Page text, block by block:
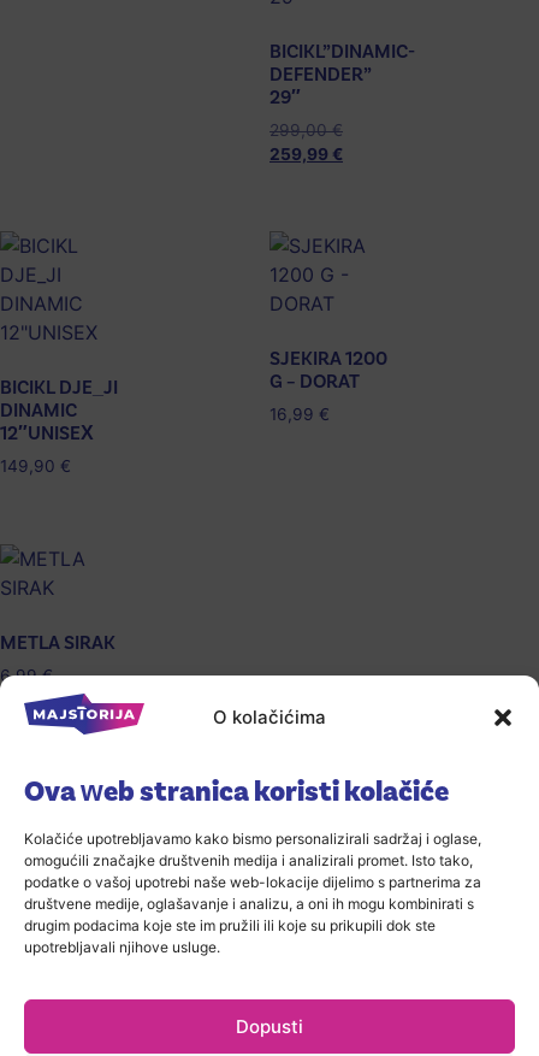
O kolačićima
Ova web stranica koristi kolačiće
Kolačiće upotrebljavamo kako bismo personalizirali sadržaj i oglase,
omogućili značajke društvenih medija i analizirali promet. Isto tako,
podatke o vašoj upotrebi naše web-lokacije dijelimo s partnerima za
društvene medije, oglašavanje i analizu, a oni ih mogu kombinirati s
drugim podacima koje ste im pružili ili koje su prikupili dok ste
upotrebljavali njihove usluge.
Dopusti
BICIKL”DINAMIC-
DEFENDER”
29″
299,00€
259,99 €
BICIKL DJE_JI
DINAMIC
12″UNISEX
149,90 €
SJEKIRA 1200
G – DORAT
16,99 €
METLA SIRAK
6,99€